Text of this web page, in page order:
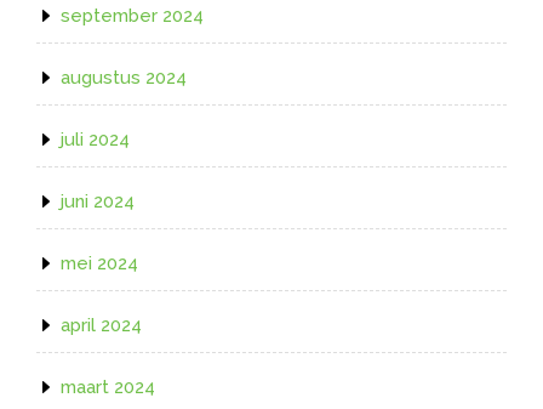
september 2024
augustus 2024
juli 2024
juni 2024
mei 2024
april 2024
maart 2024